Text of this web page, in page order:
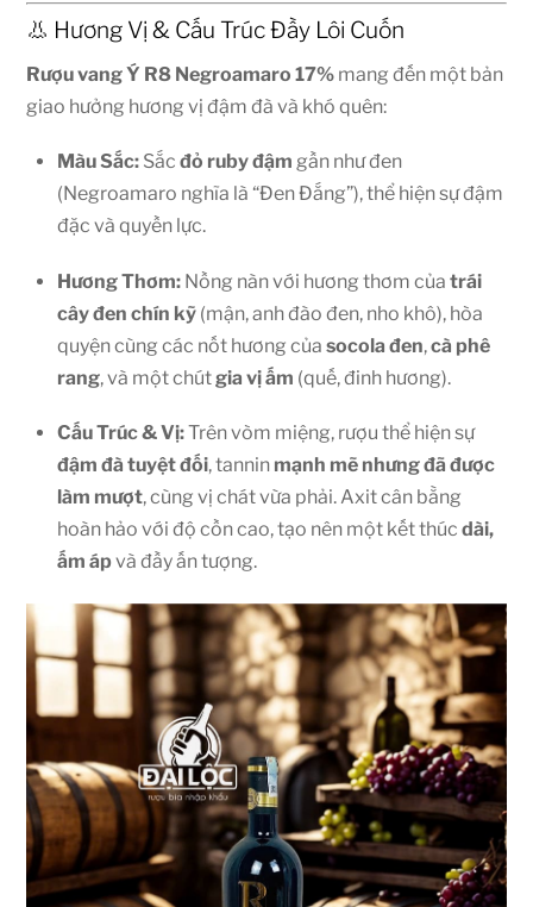
👃 Hương Vị & Cấu Trúc Đầy Lôi Cuốn
Rượu vang Ý R8 Negroamaro 17% mang đến một bản
giao hưởng hương vị đậm đà và khó quên:
Màu Sắc: Sắc đỏ ruby đậm gần như đen
(Negroamaro nghĩa là “Đen Đắng”), thể hiện sự đậm
đặc và quyền lực.
Hương Thơm: Nồng nàn với hương thơm của trái
cây đen chín kỹ (mận, anh đào đen, nho khô), hòa
quyện cùng các nốt hương của socola đen,cà phê
rang, và một chútgia vị ấm (quế, đinh hương).
Cấu Trúc & Vị:Trên vòm miệng, rượu thể hiện sự
đậm đà tuyệt đối, tannin mạnh mẽ nhưng đã được
làm mượt, cùng vị chát vừa phải. Axit cân bằng
hoàn hảo với độ cồn cao, tạo nên một kết thúc dài,
ấm ápvà đầy ấn tượng.